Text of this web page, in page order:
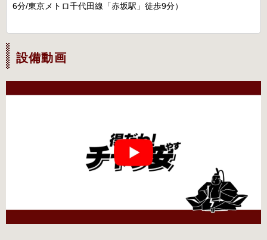
6分/東京メトロ千代田線「赤坂駅」徒歩9分）
設備動画